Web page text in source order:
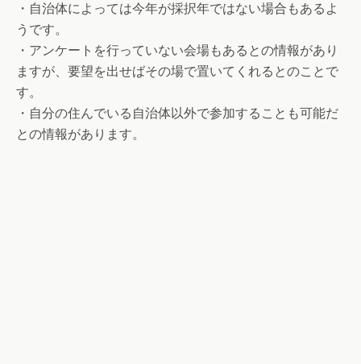
・自治体によっては今年が採択年ではない場合もあるよ
うです。
・アンケートを行っていない会場もあるとの情報があり
ますが、要望を出せばその場で置いてくれるとのことで
す。
・自分の住んでいる自治体以外で参加することも可能だ
との情報があります。